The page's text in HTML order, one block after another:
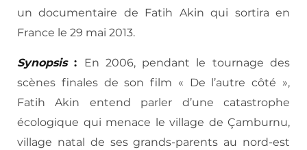
un documentaire de Fatih Akin qui sortira en
France le 29 mai 2013.
Synopsis: En 2006, pendant le tournage des
scènes finales de son film « De l’autre côté »,
Fatih Akin entend parler d’une catastrophe
écologique qui menace le village de Çamburnu,
village natal de ses grands-parents au nord-est